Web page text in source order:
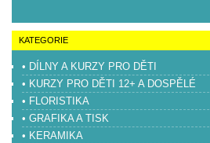
KATEGORIE
• DÍLNY A KURZY PRO DĚTI
• KURZY PRO DĚTI 12+ A DOSPĚLÉ
• FLORISTIKA
• GRAFIKA A TISK
• KERAMIKA